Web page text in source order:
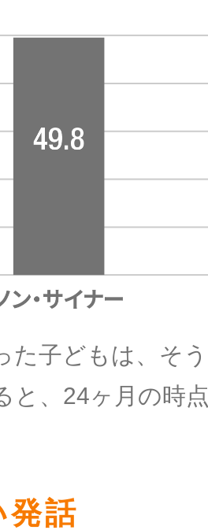
た子どもは、そう
と、24ヶ月の時点
発話